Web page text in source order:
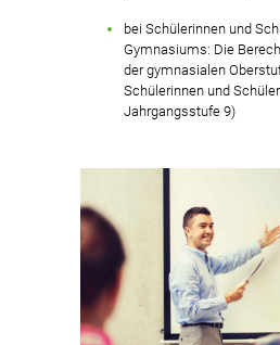
bei Schülerinnen und
Gymnasiums: Die
der gymnasialen
Schülerinnen und
Jahrgangsstufe 9)